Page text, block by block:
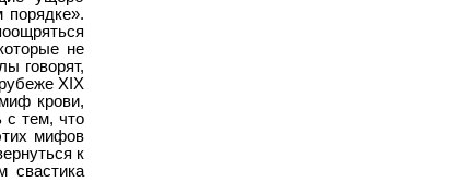
порядке».
не
говорят,
XIX
крови,
с тем, что
мифов
к
свастика